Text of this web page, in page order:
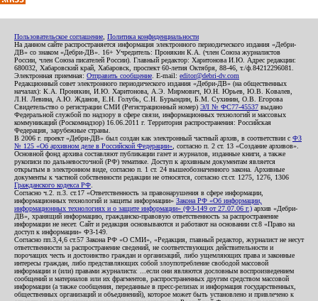
Пользовательское соглашение Политика конфиденциальности
На данном сайте распространяется информация электронного периодического издания «Дебри-
ДВ» со знаком «Дебри-ДВ». 16+ Учредитель: Пронякин К.А. (член Союза журналистов
России, член Союза писателей России). Главный редактор: Харитонова И.Ю. Адрес редакции:
680032, Хабаровский край, Хабаровск, проспект 60-летия Октября, 88-46, т./ф.84212296081.
Электронная приемная: Отправить сообщение . E-mail: editor@debri-dv.com
Редакционный совет электронного периодического издания «Дебри-ДВ» (на общественных
началах): К.А. Пронякин, И.Ю. Харитонова, А.Э. Мирмович, Ю.Н. Юрьев, Ю.В. Ковалев,
Л.Н. Левина, А.Ю. Жданов, Е.Н. Голубь, С.Н. Бурындин, Б.М. Сухинин, О.В. Егорова
Свидетельство о регистрации СМИ (Регистрационный номер) ЭЛ № ФС77-45537 выдано
Федеральной службой по надзору в сфере связи, информационных технологий и массовых
коммуникаций (Роскомнадзор) 16.06.2011 г. Территория распространения: Российская
Федерация, зарубежные страны.
В 2006 г. проект «Дебри-ДВ» был создан как электронный частный архив, в соответствии с ФЗ
№ 125 «Об архивном деле в Российской Федерации» , согласно п. 2 ст. 13 «Создание архивов».
Основной фонд архива составляют публикации газет и журналов, изданные книги, а также
рукописи по дальневосточной (РФ) тематике. Доступ к архивным документам является
открытым в электронном виде, согласно п. 1 ст. 24 вышеобозначенного закона. Архивные
документы к частной собственности редакции не относятся, согласно ст.ст. 1275, 1276, 1306
Гражданского кодекса РФ
Согласно ч.2. п.3. ст.17 «Ответственность за правонарушения в сфере информации,
информационных технологий и защиты информации» Закона РФ «Об информации,
информационных технологиях и о защите информации» (ФЗ-149 от 27.07.06 г.) архив «Дебри-
ДВ», хранящий информацию, гражданско-правовую ответственность за распространение
информации не несет. Сайт и редакция основываются и работают на основании ст.8 «Право на
доступ к информации» ФЗ-149.
Согласно пп.3,4,6 ст.57 Закона РФ «О СМИ», «Редакция, главный редактор, журналист не несут
ответственности за распространение сведений, не соответствующих действительности и
порочащих честь и достоинство граждан и организаций, либо ущемляющих права и законные
интересы граждан, либо представляющих собой злоупотребление свободой массовой
информации и (или) правами журналиста: ...если они являются дословным воспроизведением
сообщений и материалов или их фрагментов, распространенных другим средством массовой
информации (а также сообщения, переданные в пресс-релизах и информация государственных,
общественных организаций и объединений), которое может быть установлено и привлечено к